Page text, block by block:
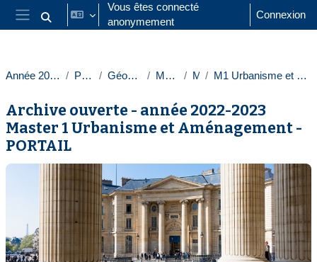
Passer au contenu principal
Panneau latéral
Activer/désactiver la saisie de recherche
Vous êtes connecté
anonymement
Connexion
Année 2022-2023 Paris 1 Géographie Masters M1 M1 Urbanisme et aménagement
Archive ouverte - année 2022-2023
Master 1 Urbanisme et Aménagement -
PORTAIL